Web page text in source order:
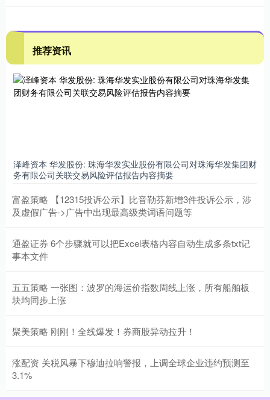
推荐资讯
泽峰资本 华发股份: 珠海华发实业股份有限公司对珠海华发集团财
务有限公司关联交易风险评估报告内容摘要
富盈策略 【12315投诉公示】比音勒芬新增3件投诉公示，涉
及虚假广告->广告中出现最高级类词语问题等
通盈证券 6个步骤就可以把Excel表格内容自动生成多条txt记
事本文件
五五策略 一张图：波罗的海运价指数周线上涨，所有船舶板
块均同步上涨
聚美策略 刚刚！全线爆发！券商股异动拉升！
涨配资 关税风暴下穆迪拉响警报，上调全球企业违约预测至
3.1%